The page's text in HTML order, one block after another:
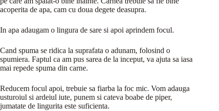
acoperita de apa, cam cu doua degete deasupra.
In apa adaugam o lingura de sare si apoi aprindem focul.
Cand spuma se ridica la suprafata o adunam, folosind o
spumiera. Faptul ca am pus sarea de la inceput, va ajuta sa iasa
mai repede spuma din carne.
Reducem focul apoi, trebuie sa fiarba la foc mic. Vom adauga
usturoiul si ardeiul iute, punem si cateva boabe de piper,
jumatate de lingurita este suficienta.